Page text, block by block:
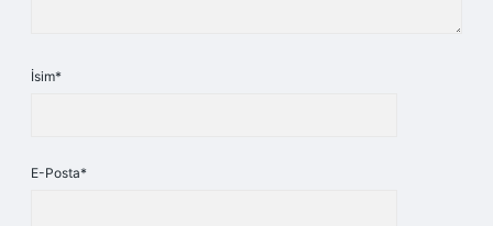
İsim*
E-Posta*